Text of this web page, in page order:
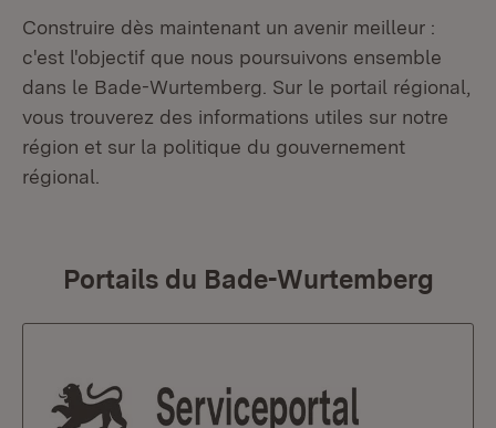
Construire dès maintenant un avenir meilleur :
c'est l'objectif que nous poursuivons ensemble
dans le Bade-Wurtemberg. Sur le portail régional,
vous trouverez des informations utiles sur notre
région et sur la politique du gouvernement
régional.
Portails du Bade-Wurtemberg